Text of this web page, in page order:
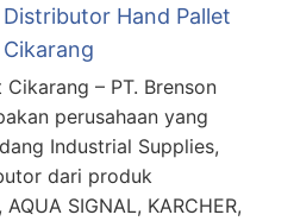
Distributor Hand Pallet
Cikarang
– PT. Brenson
perusahaan yang
Industrial Supplies,
dari produk
SIGNAL, KARCHER,